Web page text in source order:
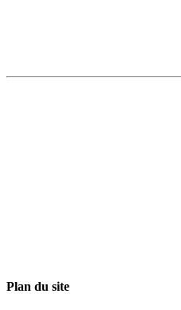
Plan du site